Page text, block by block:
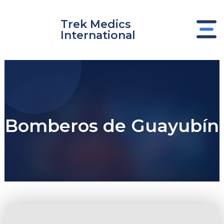
Trek Medics
International
Bomberos de Guayubín